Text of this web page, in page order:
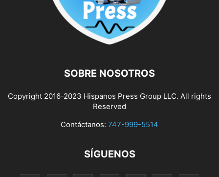
SOBRE NOSOTROS
Copyright 2016-2023 Hispanos Press Group LLC. All rights
Reserved
Contáctanos: 747-999-5514
SÍGUENOS